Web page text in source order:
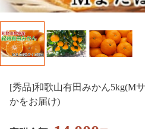
[秀品]和歌山有田みかん5kg(M
かをお届け)